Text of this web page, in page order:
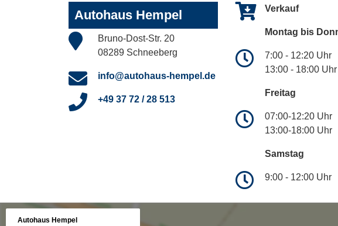
Autohaus Hempel
Bruno-Dost-Str. 20
08289 Schneeberg
info@autohaus-hempel.de
+49 37 72 / 28 513
Verkauf
Montag bis
7:00 - 12:20 Uhr
13:00 - 18:00 Uhr
Freitag
07:00-12:20 Uhr
13:00-18:00 Uhr
Samstag
9:00 - 12:00 Uhr
Autohaus Hempel